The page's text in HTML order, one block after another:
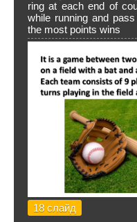
ring at each end of
while running and
the most points wins
18 слайд